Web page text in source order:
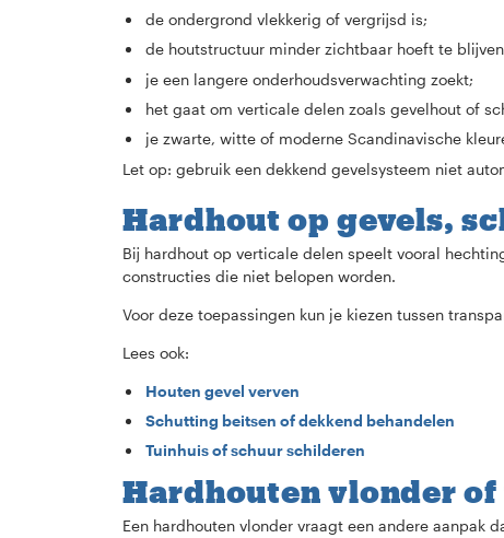
de ondergrond vlekkerig of vergrijsd is;
de houtstructuur minder zichtbaar hoeft te
je een langere onderhoudsverwachting zoekt;
het gaat om verticale delen zoals gevelhout of
je zwarte, witte of moderne Scandinavische
Let op: gebruik een dekkend gevelsysteem niet
Hardhout op gevels,
Bij hardhout op verticale delen speelt vooral
constructies die niet belopen worden.
Voor deze toepassingen kun je kiezen tussen
Lees ook:
Houten gevel verven
Schutting beitsen of dekkend behandelen
Tuinhuis of schuur schilderen
Hardhouten vlonder
Een hardhouten vlonder vraagt een andere aanpak